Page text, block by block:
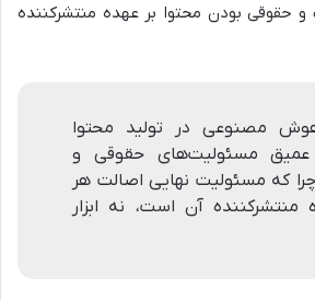
حقوقی بودن محتوا بر عهده منتشرکننده
مصنوعی در تولید محتوا
عمیق مسئولیت‌های حقوقی و
که مسئولیت نهایی اصالت هر
منتشرکننده آن است، نه ابزار